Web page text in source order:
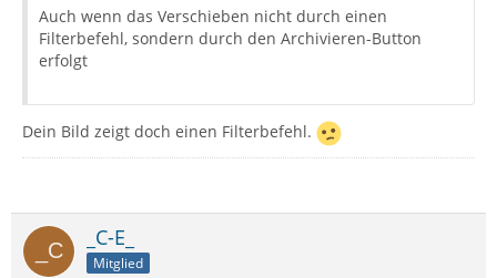
Auch wenn das Verschieben nicht durch einen
Filterbefehl, sondern durch den Archivieren-Button
erfolgt
Dein Bild zeigt doch einen Filterbefehl.
_C-E_
Mitglied